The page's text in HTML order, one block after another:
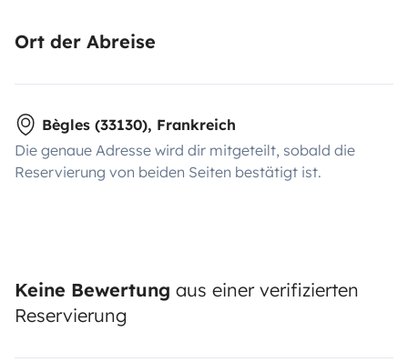
Ort der Abreise
Bègles (33130), Frankreich
Die genaue Adresse wird dir mitgeteilt, sobald die
Reservierung von beiden Seiten bestätigt ist.
Keine Bewertung aus einer verifizierten
Reservierung